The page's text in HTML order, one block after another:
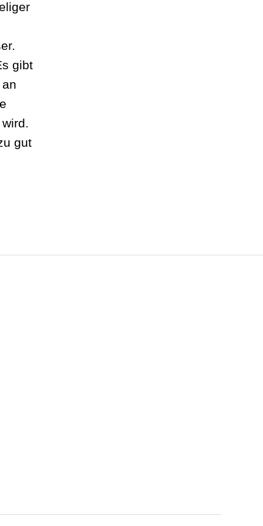
gibt
gut